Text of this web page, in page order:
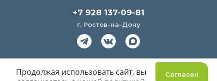
+7 928 137-09-81
г. Ростов-на-Дону
Согласен
Продолжая использовать сайт, вы